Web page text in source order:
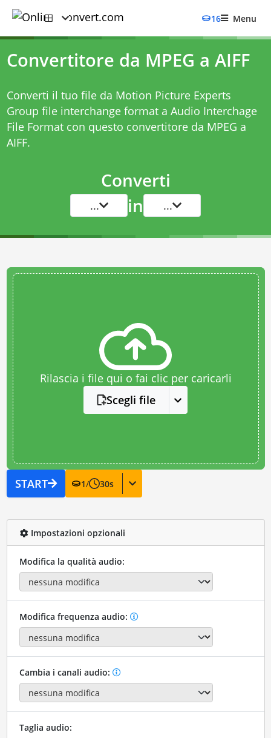
16 Menu
Convertitore da MPEG a AIFF
Converti il tuo file da Motion Picture Experts
Group file interchange format a Audio Interchage
File Format con questo convertitore da MPEG a
AIFF.
Converti
... in ...
Rilascia i file qui o fai clic per caricarli
Scegli file
START 1/ 30s
Impostazioni opzionali
Modifica la qualità audio:
Modifica frequenza audio:
Cambia i canali audio:
Taglia audio: